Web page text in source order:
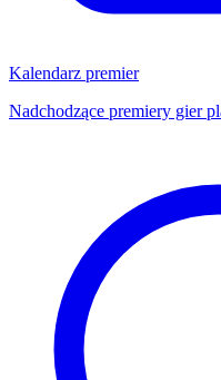
Kalendarz premier
Nadchodzące premiery gier